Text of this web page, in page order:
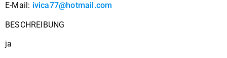
E-Mail: ivica77@hotmail.com
BESCHREIBUNG
ja